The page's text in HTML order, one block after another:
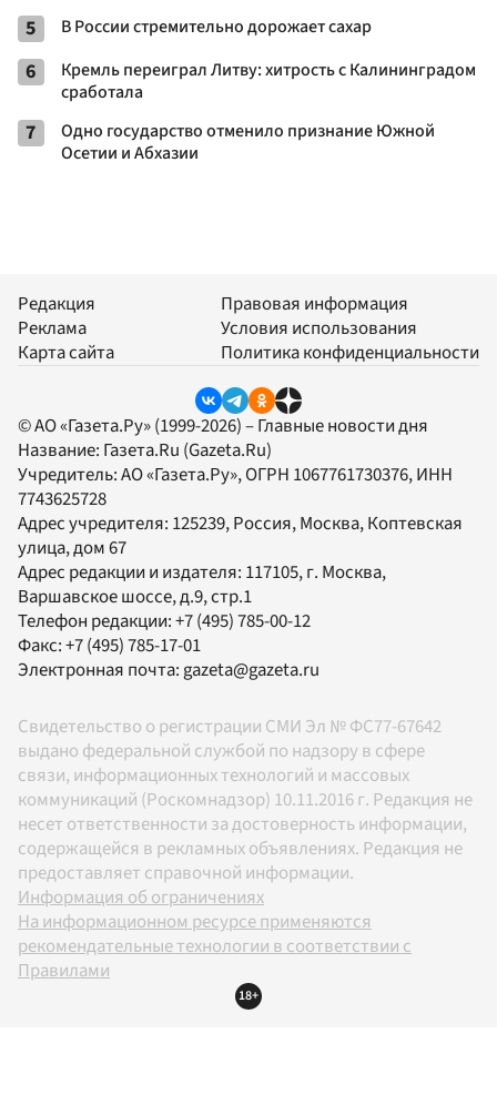
5 В России стремительно дорожает сахар
6
Кремль переиграл Литву: хитрость с Калининградом
сработала
7
Одно государство отменило признание Южной
Осетии и Абхазии
Редакция
Реклама
Карта сайта
Правовая информация
Условия использования
Политика конфиденциальности
© АО «Газета.Ру» (1999-2026) – Главные новости дня
Название: Газета.Ru (Gazeta.Ru)
Учредитель:АО «Газета.Ру», ОГРН 1067761730376, ИНН
7743625728
Адрес учредителя: 125239, Россия, Москва, Коптевская
улица, дом 67
Адрес редакции и издателя: 117105, г. Москва,
Варшавское шоссе, д.9, стр.1
Телефон редакции:+7 (495) 785-00-12
Факс:+7 (495) 785-17-01
Электронная почта: gazeta@gazeta.ru
Свидетельство о регистрации СМИ Эл № ФС77-67642
выдано федеральной службой по надзору в сфере
связи, информационных технологий и массовых
коммуникаций (Роскомнадзор) 10.11.2016 г. Редакция не
несет ответственности за достоверность информации,
содержащейся в рекламных объявлениях. Редакция не
предоставляет справочной информации.
Информация об ограничениях
На информационном ресурсе применяются
рекомендательные технологии в соответствии с
Правилами
18+